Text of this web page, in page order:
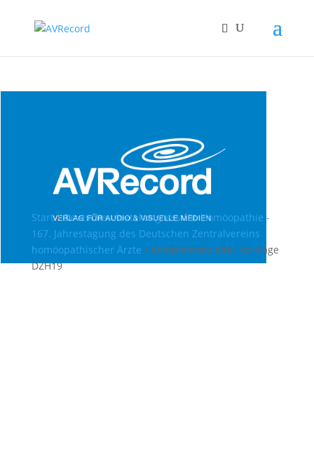
Start/Deutscher Ärztekongress für Homöopathie -
167. Jahrestagung des Deutschen Zentralvereins
homöopathischer Ärzte / Komplettsatz aller Vorträge
DZH19